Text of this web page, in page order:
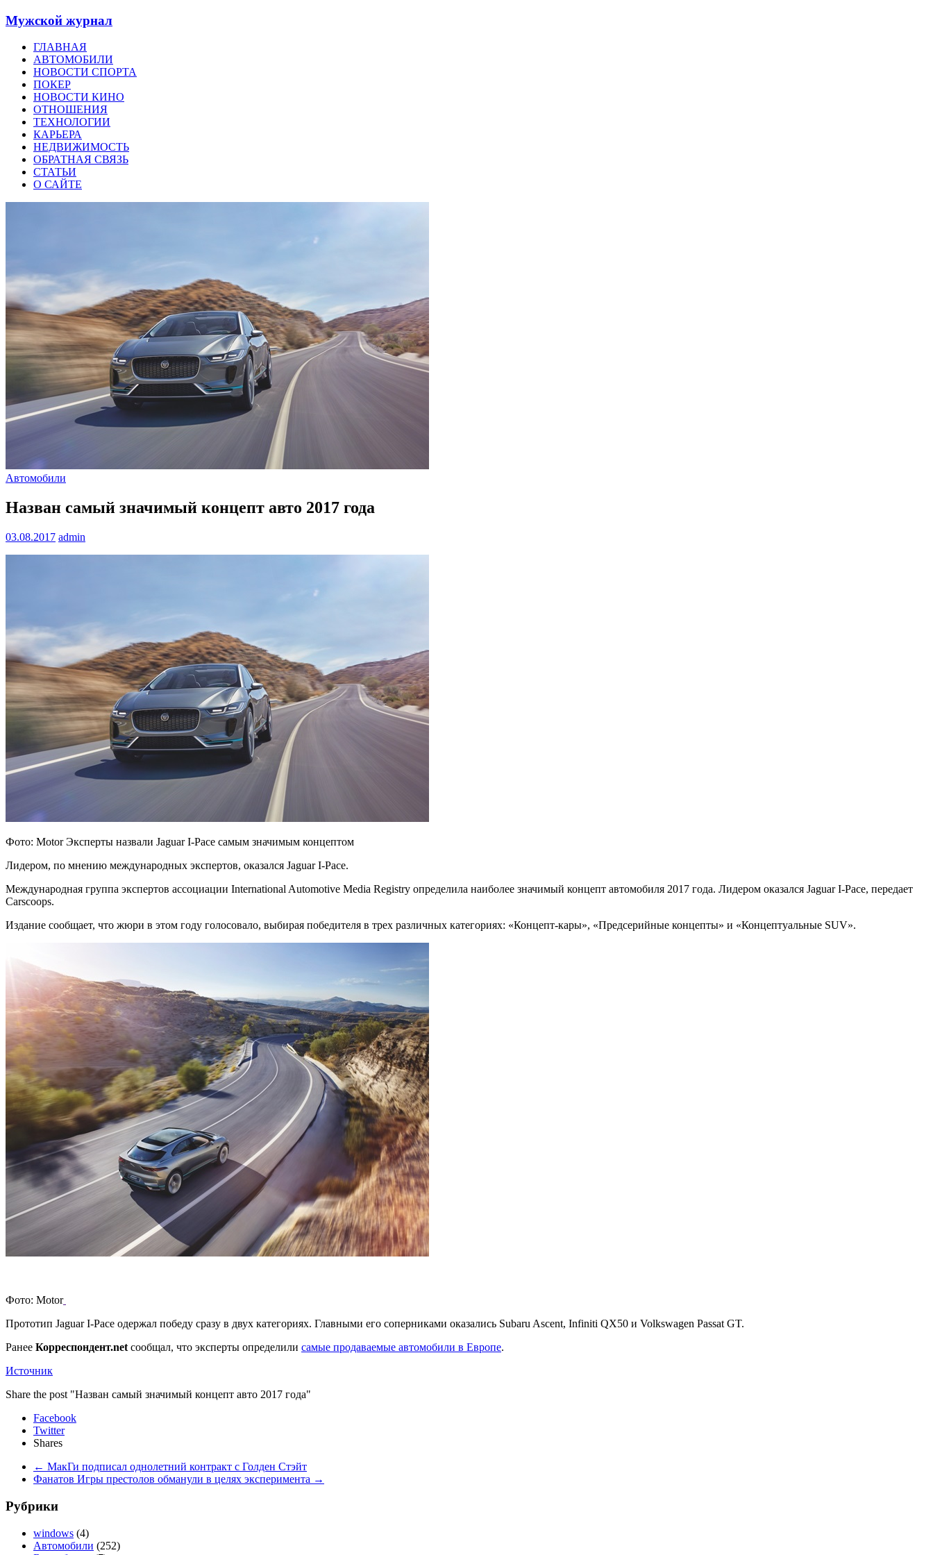
Мужской журнал
ГЛАВНАЯ
АВТОМОБИЛИ
НОВОСТИ СПОРТА
ПОКЕР
НОВОСТИ КИНО
ОТНОШЕНИЯ
ТЕХНОЛОГИИ
КАРЬЕРА
НЕДВИЖИМОСТЬ
ОБРАТНАЯ СВЯЗЬ
СТАТЬИ
О САЙТЕ
Автомобили
Назван самый значимый концепт авто 2017 года
03.08.2017 admin
Фото: Motor Эксперты назвали Jaguar I-Pace самым значимым концептом
Лидером, по мнению международных экспертов, оказался Jaguar I-Pace.
Международная группа экспертов ассоциации International Automotive Media Registry определила наиболее значимый концепт автомобиля 2017 года. Лидером оказался Jaguar I-Pace, передает
Carscoops.
Издание сообщает, что жюри в этом году голосовало, выбирая победителя в трех различных категориях: «Концепт-кары», «Предсерийные концепты» и «Концептуальные SUV».
Фото: Motor
Прототип Jaguar I-Pace одержал победу сразу в двух категориях. Главными его соперниками оказались Subaru Ascent, Infiniti QX50 и Volkswagen Passat GT.
Ранее Корреспондент.net сообщал, что эксперты определили самые продаваемые автомобили в Европе.
Источник
Share the post "Назван самый значимый концепт авто 2017 года"
Facebook
Twitter
Shares
← МакГи подписал однолетний контракт с Голден Стэйт
Фанатов Игры престолов обманули в целях эксперимента →
Рубрики
windows (4)
Автомобили (252)